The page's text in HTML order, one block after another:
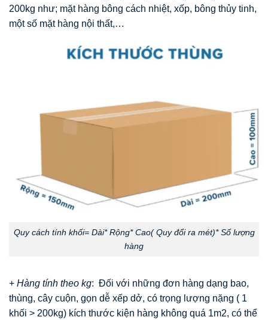
200kg như; mặt hàng bông cách nhiệt, xốp, bông thủy tinh,
một số mặt hàng nội thất,…
Quy cách tính khối= Dài* Rộng* Cao( Quy đổi ra mét)* Số lượng
hàng
+ Hàng tính theo kg: Đối với những đơn hàng dạng bao,
thùng, cây cuộn, gọn dễ xếp dở, có trọng lượng nặng ( 1
khối > 200kg) kích thước kiện hàng không quá 1m2, có thể